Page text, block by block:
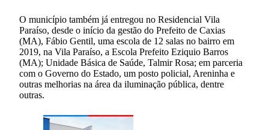
O município também já entregou no Residencial Vila
Paraíso, desde o início da gestão do Prefeito de Caxias
(MA), Fábio Gentil, uma escola de 12 salas no bairro em
2019, na Vila Paraíso, a Escola Prefeito Eziquio Barros
(MA); Unidade Básica de Saúde, Talmir Rosa; em parceria
com o Governo do Estado, um posto policial, Areninha e
outras melhorias na área da iluminação pública, dentre
outras.